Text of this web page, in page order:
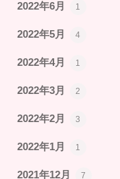
2022年6月 1
2022年5月 4
2022年4月 1
2022年3月 2
2022年2月 3
2022年1月 1
2021年12月 7